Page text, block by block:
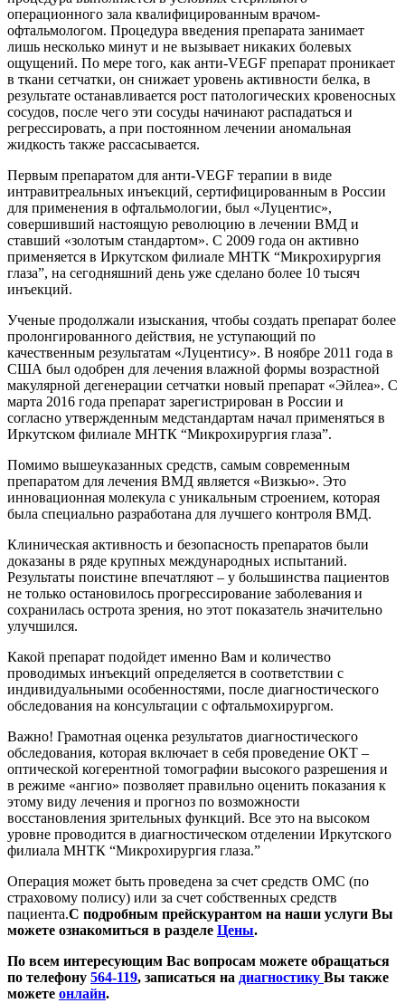
операционного зала квалифицированным врачом-
офтальмологом. Процедура введения препарата занимает
лишь несколько минут и не вызывает никаких болевых
ощущений. По мере того, как анти-VEGF препарат проникает
в ткани сетчатки, он снижает уровень активности белка, в
результате останавливается рост патологических кровеносных
сосудов, после чего эти сосуды начинают распадаться и
регрессировать, а при постоянном лечении аномальная
жидкость также рассасывается.
Первым препаратом для анти-VEGF терапии в виде
интравитреальных инъекций, сертифицированным в России
для применения в офтальмологии, был «Луцентис»,
совершивший настоящую революцию в лечении ВМД и
ставший «золотым стандартом». С 2009 года он активно
применяется в Иркутском филиале МНТК “Микрохирургия
глаза”, на сегодняшний день уже сделано более 10 тысяч
инъекций.
Ученые продолжали изыскания, чтобы создать препарат более
пролонгированного действия, не уступающий по
качественным результатам «Луцентису». В ноябре 2011 года в
США был одобрен для лечения влажной формы возрастной
макулярной дегенерации сетчатки новый препарат «Эйлеа». С
марта 2016 года препарат зарегистрирован в России и
согласно утвержденным медстандартам начал применяться в
Иркутском филиале МНТК “Микрохирургия глаза”.
Помимо вышеуказанных средств, самым современным
препаратом для лечения ВМД является «Визкью». Это
инновационная молекула с уникальным строением, которая
была специально разработана для лучшего контроля ВМД.
Клиническая активность и безопасность препаратов были
доказаны в ряде крупных международных испытаний.
Результаты поистине впечатляют – у большинства пациентов
не только остановилось прогрессирование заболевания и
сохранилась острота зрения, но этот показатель значительно
улучшился.
Какой препарат подойдет именно Вам и количество
проводимых инъекций определяется в соответствии с
индивидуальными особенностями, после диагностического
обследования на консультации с офтальмохирургом.
Важно! Грамотная оценка результатов диагностического
обследования, которая включает в себя проведение ОКТ –
оптической когерентной томографии высокого разрешения и
в режиме «ангио» позволяет правильно оценить показания к
этому виду лечения и прогноз по возможности
восстановления зрительных функций. Все это на высоком
уровне проводится в диагностическом отделении Иркутского
филиала МНТК “Микрохирургия глаза.”
Операция может быть проведена за счет средств ОМС (по
страховому полису) или за счет собственных средств
пациента.С подробным прейскурантом на наши услуги Вы
можете ознакомиться в разделе Цены.
По всем интересующим Вас вопросам можете обращаться
по телефону 564-119, записаться на диагностику Вы также
можете онлайн.